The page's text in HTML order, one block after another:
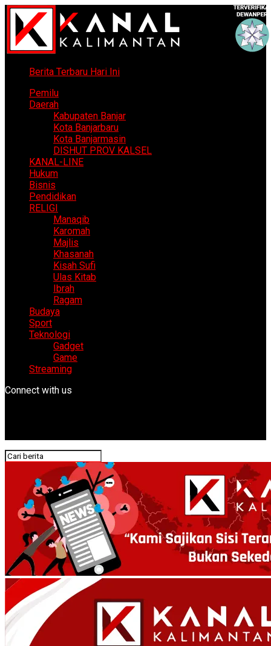
Berita Terbaru Hari Ini
Pemilu
Daerah
Kabupaten Banjar
Kota Banjarbaru
Kota Banjarmasin
DISHUT PROV KALSEL
KANAL-LINE
Hukum
Bisnis
Pendidikan
RELIGI
Manaqib
Karomah
Majlis
Khasanah
Kisah Sufi
Ulas Kitab
Ibrah
Ragam
Budaya
Sport
Teknologi
Gadget
Game
Streaming
Connect with us